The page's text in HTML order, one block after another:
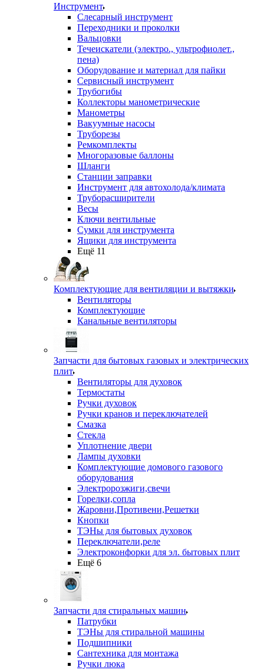
Инструмент
Слесарный инструмент
Переходники и проколки
Вальцовки
Течеискатели (электро., ультрофиолет.,
пена)
Оборудование и материал для пайки
Сервисный инструмент
Трубогибы
Коллекторы манометрические
Манометры
Вакуумные насосы
Труборезы
Ремкомплекты
Многоразовые баллоны
Шланги
Станции заправки
Инструмент для автохолода/климата
Труборасширители
Весы
Ключи вентильные
Сумки для инструмента
Ящики для инструмента
Ещё 11
Комплектующие для вентиляции и вытяжки
Вентиляторы
Комплектующие
Канальные вентиляторы
Запчасти для бытовых газовых и электрических
плит
Вентиляторы для духовок
Термостаты
Ручки духовок
Ручки кранов и переключателей
Смазка
Стекла
Уплотнение двери
Лампы духовки
Комплектующие домового газового
оборудования
Электророзжиги,свечи
Горелки,сопла
Жаровни,Противени,Решетки
Кнопки
ТЭНы для бытовых духовок
Переключатели,реле
Электроконфорки для эл. бытовых плит
Ещё 6
Запчасти для стиральных машин
Патрубки
ТЭНы для стиральной машины
Подшипники
Сантехника для монтажа
Ручки люка